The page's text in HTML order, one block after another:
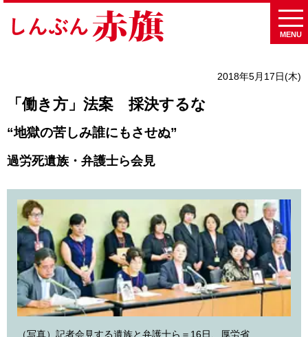
MENU
2018年5月17日(木)
「働き方」法案 採決するな
“地獄の苦しみ誰にもさせぬ”
過労死遺族・弁護士ら会見
（写真）記者会見する遺族と弁護士ら＝16日、厚労省